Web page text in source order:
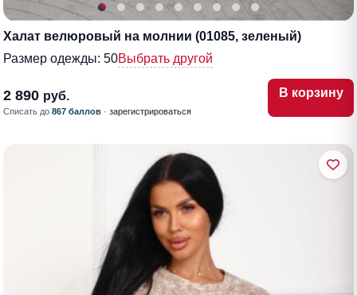
Халат велюровый на молнии (01085, зеленый)
Размер одежды: 50Выбрать другой
2 890 руб.
Списать до 867 баллов · зарегистрироваться
В корзину